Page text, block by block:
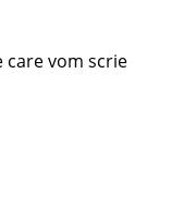
care vom scrie